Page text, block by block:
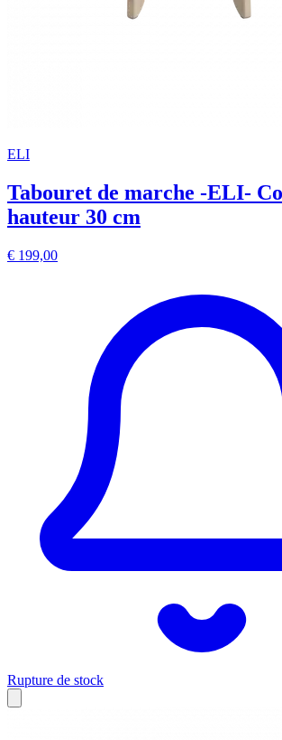
ELI
Tabouret de marche -ELI-
hauteur 30 cm
€ 199,00
Rupture de stock